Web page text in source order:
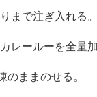
まで注ぎ入れる
レールーを全量加
のままのせる。